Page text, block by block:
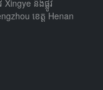
និងផ្លូវ
ខេត្ត Henan